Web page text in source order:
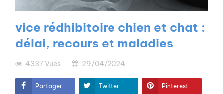
vice rédhibitoire chien et chat :
délai, recours et maladies
4337Vues 29/04/2024
Partager Twitter Pinterest